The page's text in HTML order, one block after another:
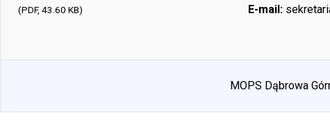
(PDF, 43.60 KB)
E-mail:
MOPS Dąbrowa